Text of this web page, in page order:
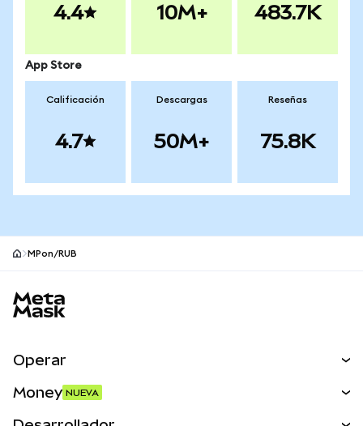
4.4 10M+ 483.7K
App Store
Calificación
4.7
Descargas
50M+
Reseñas
75.8K
MPon/RUB
Operar
Money NUEVA